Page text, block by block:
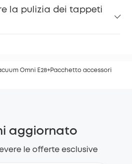
la pulizia dei tappeti
Omni E28+Pacchetto accessori
aggiornato
le offerte esclusive